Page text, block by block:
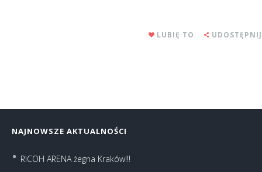
LUBIĘ TO UDOSTĘPNIJ
NAJNOWSZE AKTUALNOŚCI
RICOH ARENA żegna Kraków!!!